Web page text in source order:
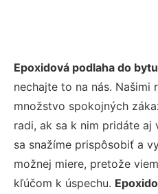
Epoxidová podlaha do
nechajte to na nás. Našimi
množstvo spokojných
radi, ak sa k nim pridáte aj
sa snažíme prispôsobiť a
možnej miere, pretože
kľúčom k úspechu.